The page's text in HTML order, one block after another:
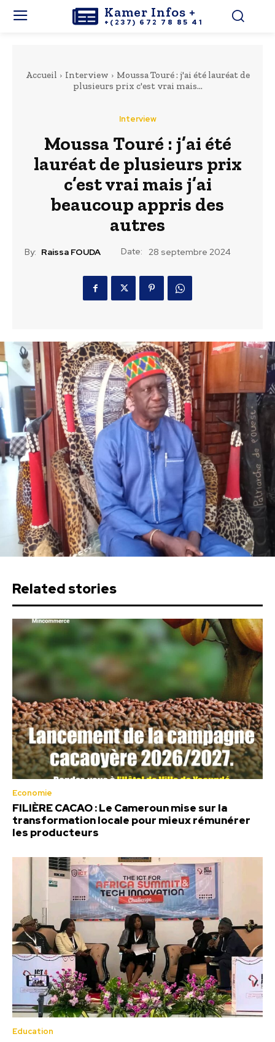
Kamer Infos +
+(237) 672 78 85 41
Accueil Interview
Moussa Touré : j'ai été lauréat de
plusieurs prix c'est vrai mais...
Interview
Moussa Touré : j’ai été
lauréat de plusieurs prix
c’est vrai mais j’ai
beaucoup appris des
autres
By: Raissa FOUDA Date: 28 septembre 2024
Related stories
Economie
FILIÈRE CACAO : Le Cameroun mise sur la
transformation locale pour mieux rémunérer
les producteurs
Education